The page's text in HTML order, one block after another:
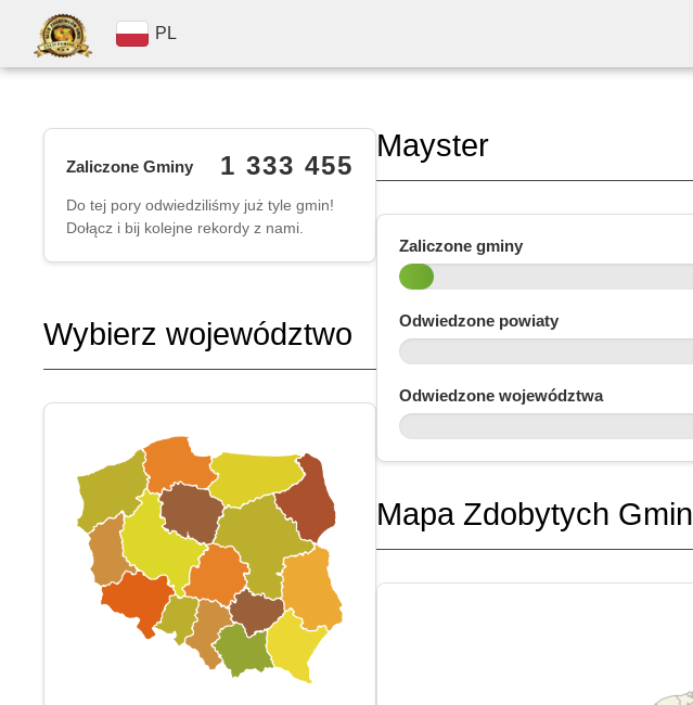
PL
Zaliczone Gminy 1 333 455
Do tej pory odwiedziliśmy już tyle gmin!
Dołącz i bij kolejne rekordy z nami.
Wybierz województwo
Mayster
Zaliczone gminy
Odwiedzone powiaty
Odwiedzone województwa
Mapa Zdobytych Gmin